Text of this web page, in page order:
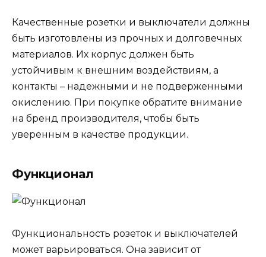
Качественные розетки и выключатели должны
быть изготовлены из прочных и долговечных
материалов. Их корпус должен быть
устойчивым к внешним воздействиям, а
контакты – надежными и не подверженными
окислению. При покупке обратите внимание
на бренд производителя, чтобы быть
уверенным в качестве продукции.
Функционал
Функциональность розеток и выключателей
может варьироваться. Она зависит от